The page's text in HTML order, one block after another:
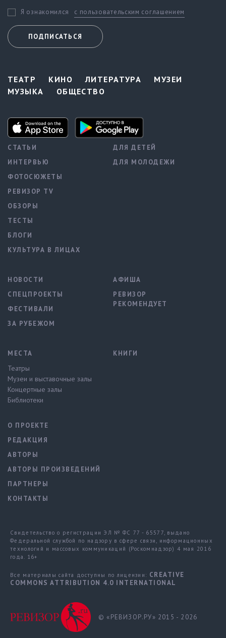
Я ознакомился с пользовательским соглашением
ПОДПИСАТЬСЯ
ТЕАТР КИНО ЛИТЕРАТУРА
МУЗЕИ
МУЗЫКА
ОБЩЕСТВО
СТАТЬИ
ИНТЕРВЬЮ
ФОТОСЮЖЕТЫ
РЕВИЗОР TV
ОБЗОРЫ
ТЕСТЫ
БЛОГИ
КУЛЬТУРА В ЛИЦАХ
ДЛЯ ДЕТЕЙ
ДЛЯ МОЛОДЕЖИ
НОВОСТИ
СПЕЦПРОЕКТЫ
ФЕСТИВАЛИ
ЗА РУБЕЖОМ
АФИША
РЕВИЗОР
РЕКОМЕНДУЕТ
МЕСТА
Театры
Музеи и выставочные залы
Концертные залы
Библиотеки
КНИГИ
О ПРОЕКТЕ
РЕДАКЦИЯ
АВТОРЫ
АВТОРЫ ПРОИЗВЕДЕНИЙ
ПАРТНЕРЫ
КОНТАКТЫ
Свидетельство о регистрации ЭЛ № ФС 77 - 65577, выдано
Федеральной службой по надзору в сфере связи, информационных
технологий и массовых коммуникаций (Роскомнадзор) 4 мая 2016
года. 16+
Все материалы сайта доступны по лицензии: CREATIVE
COMMONS ATTRIBUTION 4.0 INTERNATIONAL
© «РЕВИЗОР.РУ» 2015 - 2026